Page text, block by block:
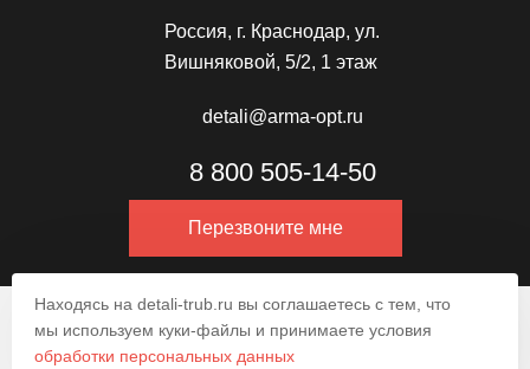
Россия, г. Краснодар, ул.
Вишняковой, 5/2, 1 этаж
detali@arma-opt.ru
8 800 505-14-50
Перезвоните мне
Находясь на detali-trub.ru вы соглашаетесь с тем, что
мы используем куки-файлы и принимаете условия
обработки персональных данных